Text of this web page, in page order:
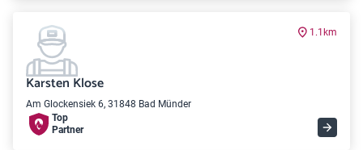
1.1km
Karsten Klose
Am Glockensiek 6, 31848 Bad Münder
Top
Partner